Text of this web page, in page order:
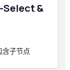
Select &
子节点